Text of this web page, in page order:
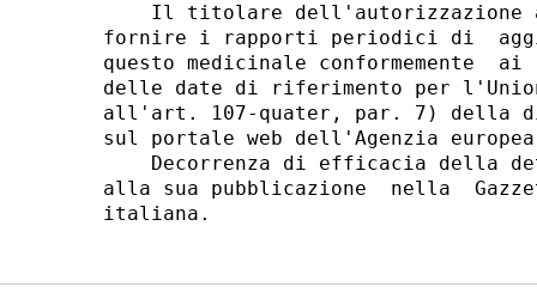
Il titolare dell'autorizzazione
fornire i rapporti periodici di
questo medicinale
delle date di riferimento per
all'art. 107-quater, par. 7) della
sul portale web dell'Agenzia
Decorrenza di efficacia della
alla sua pubblicazione  nella